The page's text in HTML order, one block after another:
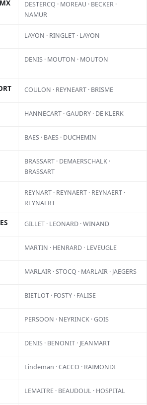
DESTERCQ · MOREAU · BECKER ·
NAMUR
LAYON · RINGLET · LAYON
DENIS · MOUTON · MOUTON
COULON · REYNEART · BRISME
HANNECART · GAUDRY · DE KLERK
BAES · BAES · DUCHEMIN
BRASSART · DEMAERSCHALK ·
BRASSART
REYNART · REYNAERT · REYNAERT ·
REYNAERT
GILLET · LEONARD · WINAND
MARTIN · HENRARD · LEVEUGLE
MARLAIR · STOCQ · MARLAIR · JAEGERS
BIETLOT · FOSTY · FALISE
PERSOON · NEYRINCK · GOIS
DENIS · BENONIT · JEANMART
Lindeman · CACCO · RAIMONDI
LEMAITRE · BEAUDOUL · HOSPITAL
la Fantic,
au
l’histoire
première
début de
hiver pour
passé la
Nous
saison à
face
des
de
les
Ce week-